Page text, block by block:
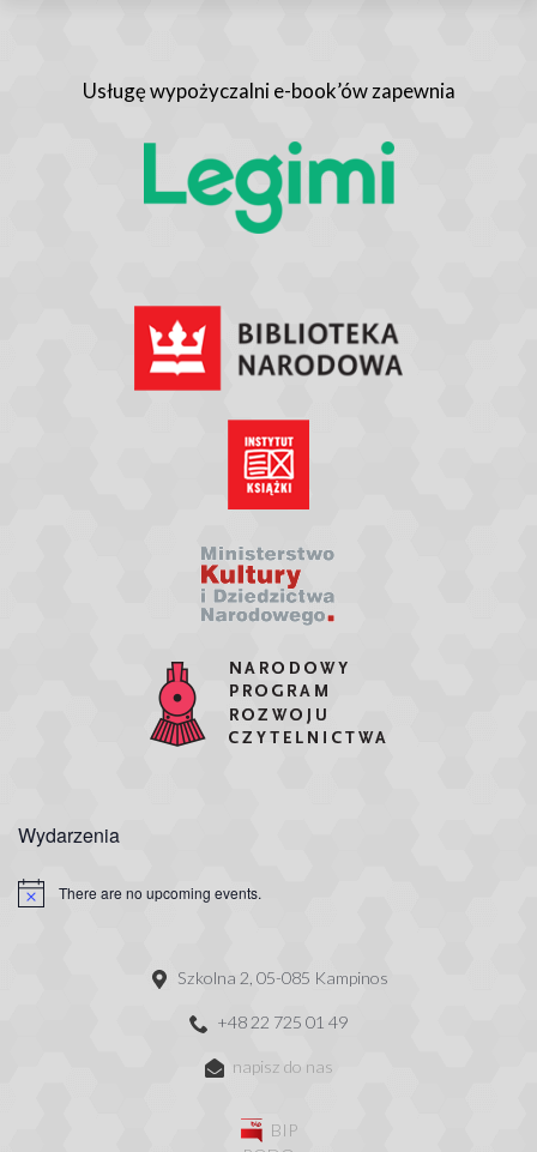
Usługę wypożyczalni e-book’ów zapewnia
Wydarzenia
There are no upcoming events.
Szkolna 2, 05-085 Kampinos
+48 22 725 01 49
napisz do nas
BIP